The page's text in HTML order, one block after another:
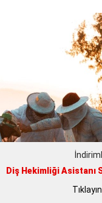
Diş Hekimliği Asistanı